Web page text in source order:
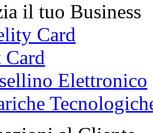
il tuo Business
Card
Elettronico